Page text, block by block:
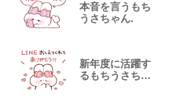
本音を言うもち
うさちゃん.
新年度に活躍す
るもちうさちゃ